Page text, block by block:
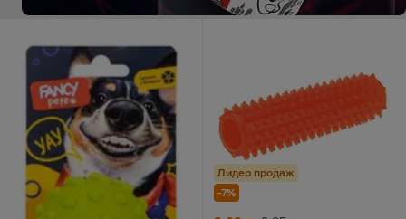
Лидер продаж
-7%